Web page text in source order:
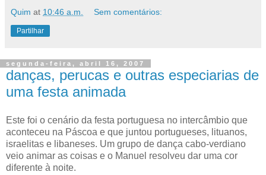
Quim at 10:46 a.m. Sem comentários:
Partilhar
segunda-feira, abril 16, 2007
danças, perucas e outras especiarias de
uma festa animada
Este foi o cenário da festa portuguesa no intercâmbio que
aconteceu na Páscoa e que juntou portugueses, lituanos,
israelitas e libaneses. Um grupo de dança cabo-verdiano
veio animar as coisas e o Manuel resolveu dar uma cor
diferente à noite.